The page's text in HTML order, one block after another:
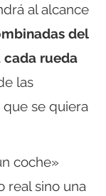
al alcance
del
rueda
las
se quiera
coche»
real sino una